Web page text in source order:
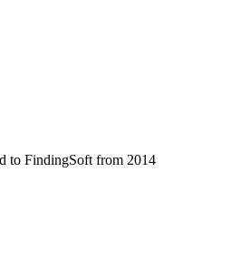
to FindingSoft from 2014